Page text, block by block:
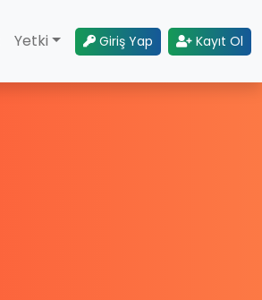
Yetki Giriş Yap Kayıt Ol